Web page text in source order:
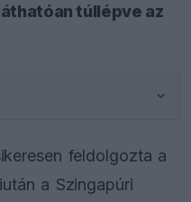
túllépve az
feldolgozta a
a Szingapúri